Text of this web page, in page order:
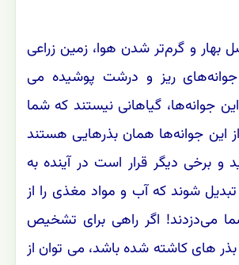
بهار و گرم‌تر شدن هوا، زمین زراعی
ریز و درشت پوشیده می
جوانه‌ها، گیاهانی نیستند که شما
این جوانه‌ها همان بذرهایی هستند
و برخی دیگر قرار است در آینده به
شوند که آب و مواد مغذی را از
می‌دزدند! اگر راهی برای تشخیص
های کاشته شده باشد، می توان از